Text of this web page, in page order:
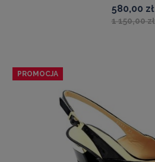
580,00 zł
1 150,00 zł
PROMOCJA